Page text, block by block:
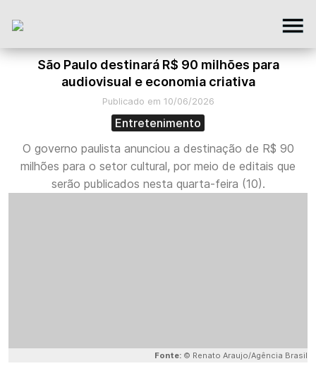
São Paulo destinará R$ 90 milhões para
audiovisual e economia criativa
Publicado em 10/06/2026
Entretenimento
O governo paulista anunciou a destinação de R$ 90
milhões para o setor cultural, por meio de editais que
serão publicados nesta quarta-feira (10).
Fonte: © Renato Araujo/Agência Brasil